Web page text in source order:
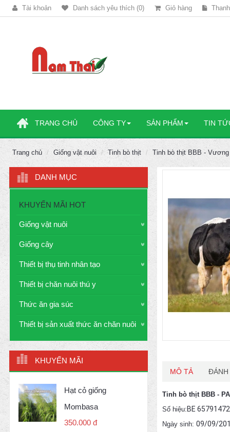
Tài khoản Danh sách yêu thích (0) Giỏ hàng
TRANG CHỦ CÔNG TY SẢN PHẨM TIN
Trang chủ Giống vật nuôi Tinh bò thịt Tinh bò thịt BBB -
DANH MỤC
KHUYẾN MÃI HOT
Giống vật nuôi
Giống cây
Thiết bị thụ tinh nhân tạo
Thiết bị chăn nuôi thú y
Thức ăn gia súc
Thiết bị sản xuất thức ăn chăn nuôi
KHUYẾN MÃI
Hạt cỏ giống
Mombasa
350.000 đ
MÔ TẢ ĐÁNH
Tinh bò thịt BBB -
Số hiệu: BE
Ngày sinh: 09/09/